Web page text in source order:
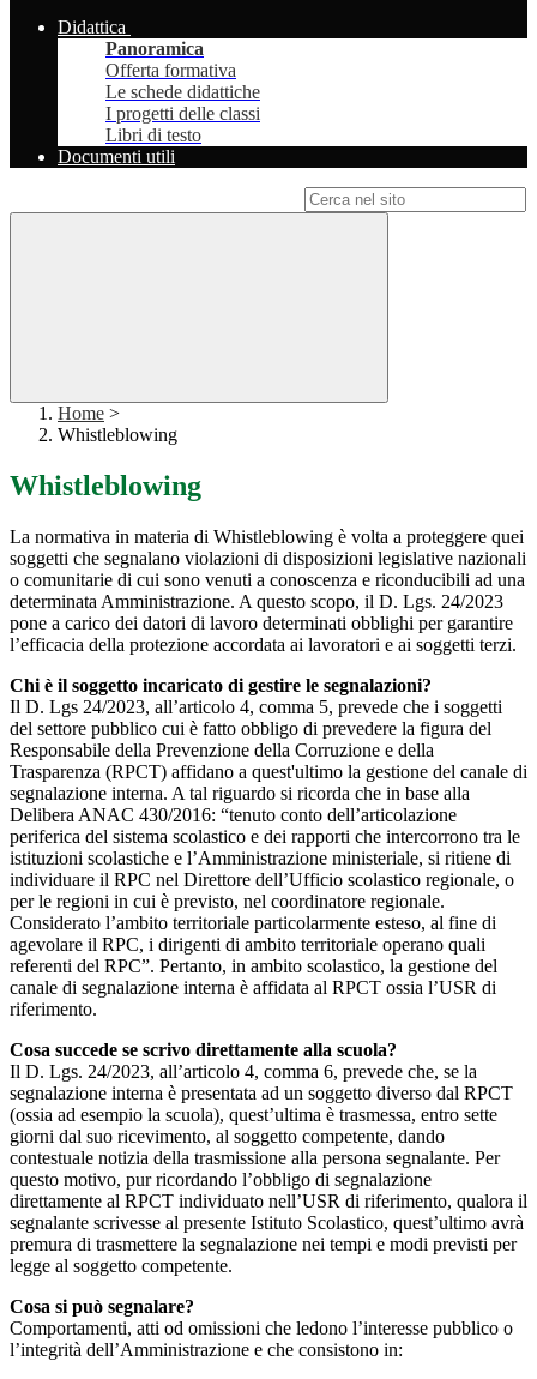
Didattica
Panoramica
Offerta formativa
Le schede didattiche
I progetti delle classi
Libri di testo
Documenti utili
Home >
Whistleblowing
Whistleblowing
La normativa in materia di Whistleblowing è volta a proteggere quei
soggetti che segnalano violazioni di disposizioni legislative nazionali
o comunitarie di cui sono venuti a conoscenza e riconducibili ad una
determinata Amministrazione. A questo scopo, il D. Lgs. 24/2023
pone a carico dei datori di lavoro determinati obblighi per garantire
l’efficacia della protezione accordata ai lavoratori e ai soggetti terzi.
Chi è il soggetto incaricato di gestire le segnalazioni?
Il D. Lgs 24/2023, all’articolo 4, comma 5, prevede che i soggetti
del settore pubblico cui è fatto obbligo di prevedere la figura del
Responsabile della Prevenzione della Corruzione e della
Trasparenza (RPCT) affidano a quest'ultimo la gestione del canale di
segnalazione interna. A tal riguardo si ricorda che in base alla
Delibera ANAC 430/2016: “tenuto conto dell’articolazione
periferica del sistema scolastico e dei rapporti che intercorrono tra le
istituzioni scolastiche e l’Amministrazione ministeriale, si ritiene di
individuare il RPC nel Direttore dell’Ufficio scolastico regionale, o
per le regioni in cui è previsto, nel coordinatore regionale.
Considerato l’ambito territoriale particolarmente esteso, al fine di
agevolare il RPC, i dirigenti di ambito territoriale operano quali
referenti del RPC”. Pertanto, in ambito scolastico, la gestione del
canale di segnalazione interna è affidata al RPCT ossia l’USR di
riferimento.
Cosa succede se scrivo direttamente alla scuola?
Il D. Lgs. 24/2023, all’articolo 4, comma 6, prevede che, se la
segnalazione interna è presentata ad un soggetto diverso dal RPCT
(ossia ad esempio la scuola), quest’ultima è trasmessa, entro sette
giorni dal suo ricevimento, al soggetto competente, dando
contestuale notizia della trasmissione alla persona segnalante. Per
questo motivo, pur ricordando l’obbligo di segnalazione
direttamente al RPCT individuato nell’USR di riferimento, qualora il
segnalante scrivesse al presente Istituto Scolastico, quest’ultimo avrà
premura di trasmettere la segnalazione nei tempi e modi previsti per
legge al soggetto competente.
Cosa si può segnalare?
Comportamenti, atti od omissioni che ledono l’interesse pubblico o
l’integrità dell’Amministrazione e che consistono in: